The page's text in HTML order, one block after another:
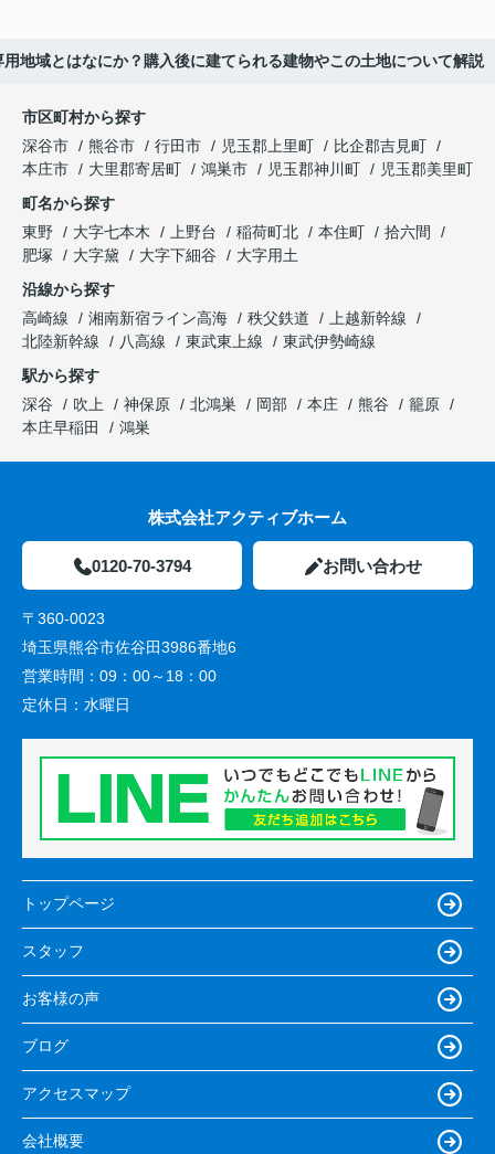
用地域とはなにか？購入後に建てられる建物やこの土地について解説
市区町村から探す
深谷市
熊谷市 行田市 児玉郡上里町
比企郡吉見町
本庄市
大里郡寄居町 鴻巣市 児玉郡神川町
児玉郡美里町
町名から探す
東野
大字七本木 上野台 稲荷町北 本住町
拾六間
肥塚
大字黛 大字下細谷
大字用土
沿線から探す
高崎線
湘南新宿ライン高海 秩父鉄道
上越新幹線
北陸新幹線
八高線 東武東上線
東武伊勢崎線
駅から探す
深谷
吹上 神保原 北鴻巣 岡部 本庄 熊谷
籠原
本庄早稲田
鴻巣
株式会社アクティブホーム
0120-70-3794 お問い合わせ
〒360-0023
埼玉県熊谷市佐谷田3986番地6
営業時間： 09：00～18：00
定休日： 水曜日
トップページ
スタッフ
お客様の声
ブログ
アクセスマップ
会社概要